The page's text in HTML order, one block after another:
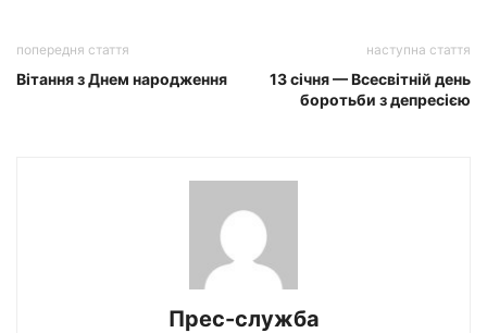
попередня стаття
Вітання з Днем народження
наступна стаття
13 січня — Всесвітній день
боротьби з депресією
Прес-служба